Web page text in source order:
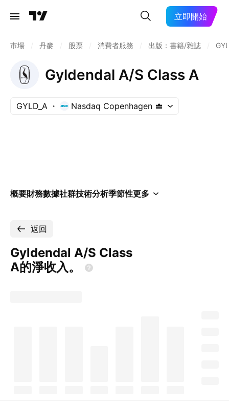
立即開始
市場 丹麥 股票 消費者服務 出版：書籍/雜誌
Gyldendal A/S Class A
GYLD_A Nasdaq Copenhagen
概要財務數據社群技術分析季節性更多
返回
Gyldendal A/S Class
A的淨收入。